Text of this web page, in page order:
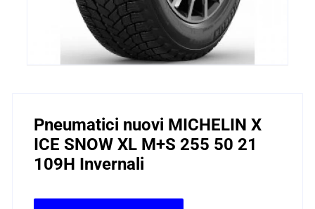
Pneumatici nuovi MICHELIN X
ICE SNOW XL M+S 255 50 21
109H Invernali